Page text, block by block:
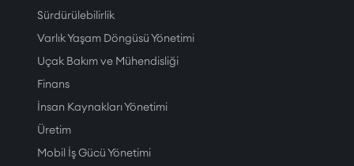
Sürdürülebilirlik
Varlık Yaşam Döngüsü Yönetimi
Uçak Bakım ve Mühendisliği
Finans
İnsan Kaynakları Yönetimi
Üretim
Mobil İş Gücü Yönetimi